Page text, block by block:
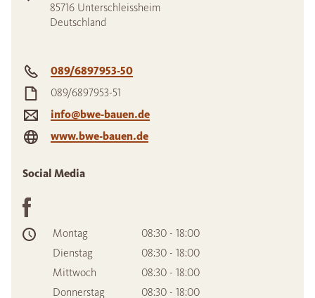
85716 Unterschleissheim
Deutschland
089/6897953-50
089/6897953-51
info@bwe-bauen.de
www.bwe-bauen.de
Social Media
Montag
08:30 - 18:00
Dienstag
08:30 - 18:00
Mittwoch
08:30 - 18:00
Donnerstag
08:30 - 18:00